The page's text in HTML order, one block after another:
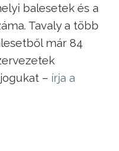
balesetek és a
Tavaly a több
már 84
– írja a